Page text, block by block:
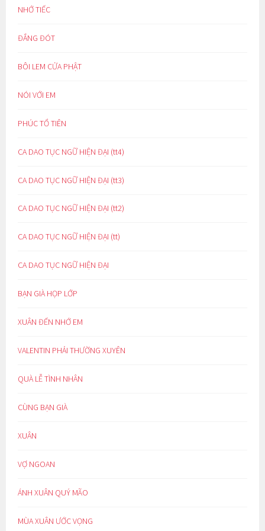
NHỚ TIẾC
ĐẮNG ĐÓT
BÔI LEM CỬA PHẬT
NÓI VỚI EM
PHÚC TỔ TIÊN
CA DAO TỤC NGỮ HIỆN ĐẠI (tt4)
CA DAO TỤC NGỮ HIỆN ĐẠI (tt3)
CA DAO TỤC NGỮ HIỆN ĐẠI (tt2)
CA DAO TỤC NGỮ HIỆN ĐẠI (tt)
CA DAO TỤC NGỮ HIỆN ĐẠI
BẠN GIÀ HỌP LỚP
XUÂN ĐẾN NHỚ EM
VALENTIN PHẢI THƯỜNG XUYÊN
QUÀ LỄ TÌNH NHÂN
CÙNG BẠN GIÀ
XUÂN
VỢ NGOAN
ÁNH XUÂN QUÝ MÃO
MÙA XUÂN ƯỚC VỌNG